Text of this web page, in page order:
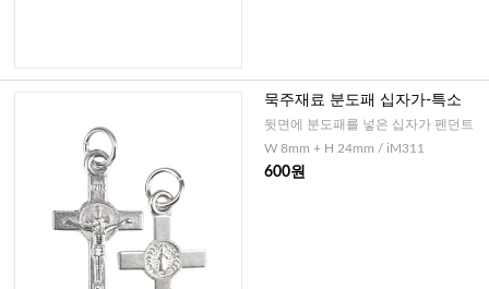
묵주재료 분도패 십자가-특소
뒷면에 분도패를 넣은 십자가 펜던트
W 8mm + H 24mm / iM311
600원